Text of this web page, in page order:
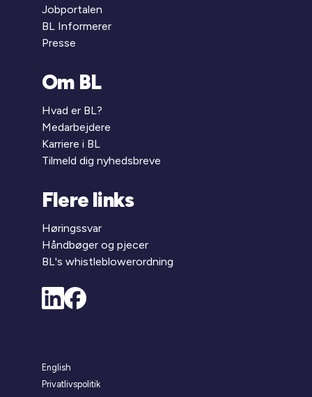
Jobportalen
BL Informerer
Presse
Om BL
Hvad er BL?
Medarbejdere
Karriere i BL
Tilmeld dig nyhedsbreve
Flere links
Høringssvar
Håndbøger og pjecer
BL's whistleblowerordning
English
Privatlivspolitik